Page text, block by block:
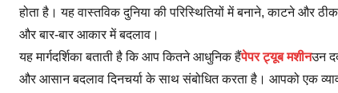
होता है। यह वास्तविक दुनिया की परिस्थितियों में बनाने, काटने और
और बार-बार आकार में बदलाव।
यह मार्गदर्शिका बताती है कि आप कितने आधुनिक हैंपेपर ट्यूब मशीनउन
और आसान बदलाव दिनचर्या के साथ संबोधित करता है। आपको एक